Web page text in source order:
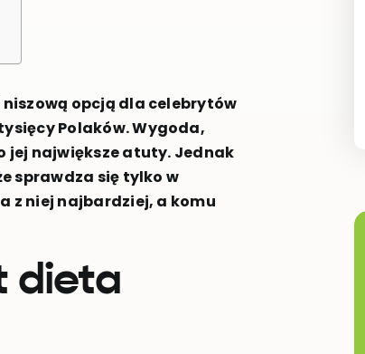
opcją dla celebrytów
Polaków. Wygoda,
jej największe atuty. Jednak
sprawdza się tylko w
z niej najbardziej, a komu
dieta